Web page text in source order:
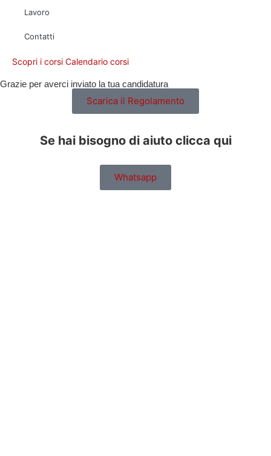
Lavoro
Contatti
Scopri i corsi Calendario corsi
Grazie per averci inviato la tua candidatura
Scarica il Regolamento
Se hai bisogno di aiuto clicca qui
Whatsapp